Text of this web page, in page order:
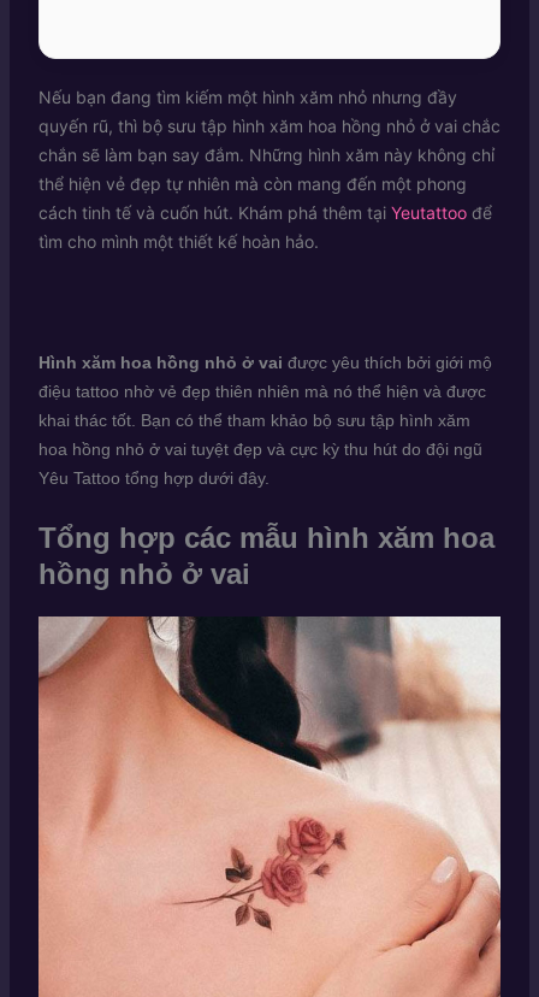
Nếu bạn đang tìm kiếm một hình xăm nhỏ nhưng đầy
quyến rũ, thì bộ sưu tập hình xăm hoa hồng nhỏ ở vai chắc
chắn sẽ làm bạn say đắm. Những hình xăm này không chỉ
thể hiện vẻ đẹp tự nhiên mà còn mang đến một phong
cách tinh tế và cuốn hút. Khám phá thêm tại Yeutattoođể
tìm cho mình một thiết kế hoàn hảo.
Hình xăm hoa hồng nhỏ ở vai được yêu thích bởi giới mộ
điệu tattoo nhờ vẻ đẹp thiên nhiên mà nó thể hiện và được
khai thác tốt. Bạn có thể tham khảo bộ sưu tập hình xăm
hoa hồng nhỏ ở vai tuyệt đẹp và cực kỳ thu hút do đội ngũ
Yêu Tattoo tổng hợp dưới đây.
Tổng hợp các mẫu hình xăm hoa
hồng nhỏ ở vai